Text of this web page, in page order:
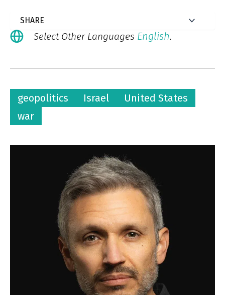
Select Other Languages English.
geopolitics Israel
United States
war